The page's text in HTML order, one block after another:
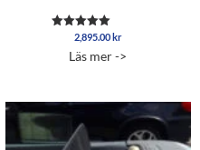
Betygsatt
av 5
2,895.00kr
Läs mer ->